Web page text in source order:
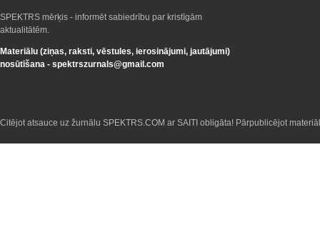
SPEKTRS mērķis - informēt sabiedrību par kristīgām
aktualitātēm.
Materiālu (ziņas, raksti, vēstules, ierosinājumi, jautājumi)
nosūtīšana - spektrszurnals@gmail.com
Citējot atsauce uz žurnālu SPEKTRS.COM ar SAITI obligāta! Pārpublicējot